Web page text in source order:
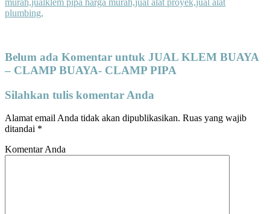
Belum ada Komentar untuk JUAL KLEM BUAYA
– CLAMP BUAYA- CLAMP PIPA
Silahkan tulis komentar Anda
Alamat email Anda tidak akan dipublikasikan. Ruas yang wajib
ditandai *
Komentar Anda